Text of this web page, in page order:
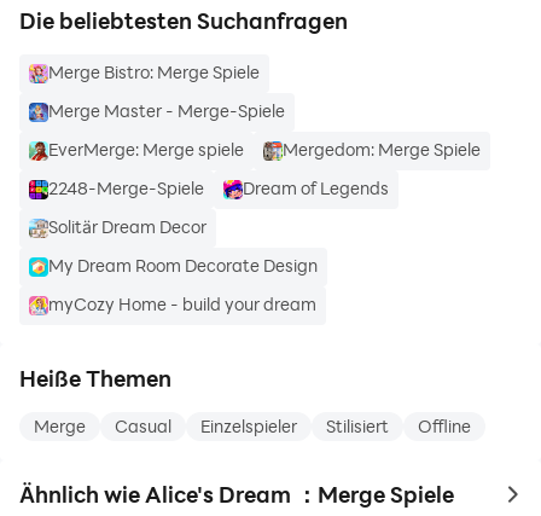
Die beliebtesten Suchanfragen
Merge Bistro: Merge Spiele
Merge Master - Merge-Spiele
EverMerge: Merge spiele
Mergedom: Merge Spiele
2248-Merge-Spiele
Dream of Legends
Solitär Dream Decor
My Dream Room Decorate Design
myCozy Home - build your dream
Heiße Themen
Merge Casual Einzelspieler Stilisiert Offline
Ähnlich wie Alice's Dream ：Merge Spiele to